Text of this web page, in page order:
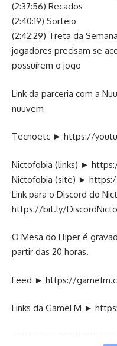
(2:37:56) Recados
(2:40:19) Sorteio
(2:42:29) Treta da
jogadores precisam se
possuírem o jogo
Link da parceria com a
nuuvem
Tecnoetc ► https://
Nictofobia (links) ►
Nictofobia (site) ►
Link para o Discord do
https://bit.ly/
O Mesa do Fliper é
partir das 20 horas.
Feed ► https://
Links da GameFM ►